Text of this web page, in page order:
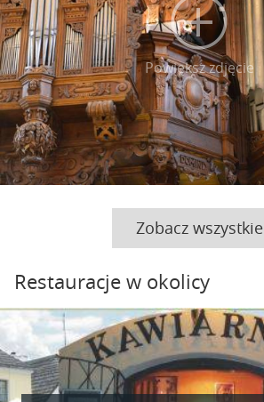
Powiększ zdjęcie
Zobacz wszystkie
Restauracje w okolicy